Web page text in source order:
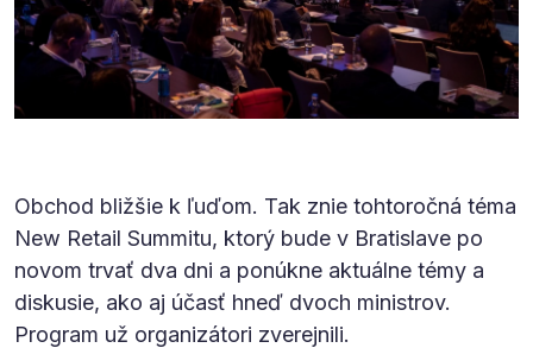
Obchod bližšie k ľuďom. Tak znie tohtoročná téma
New Retail Summitu, ktorý bude v Bratislave po
novom trvať dva dni a ponúkne aktuálne témy a
diskusie, ako aj účasť hneď dvoch ministrov.
Program už organizátori zverejnili.